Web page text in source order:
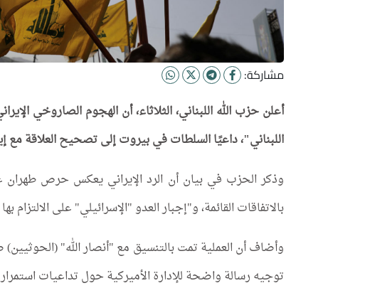
مشاركة:
أعلن حزب الله اللبناني، الثلاثاء، أن الهجوم الصاروخي
اللبناني"، داعيًا السلطات في بيروت إلى تصحيح العلاقة مع
وذكر الحزب في بيان أن الرد الإيراني يعكس حرص طهران
بالاتفاقات القائمة، و"إجبار العدو "الإسرائيلي" على الالتزام
وأضاف أن العملية تمت بالتنسيق مع "أنصار الله"
توجيه رسالة واضحة للإدارة الأميركية حول تداعيات